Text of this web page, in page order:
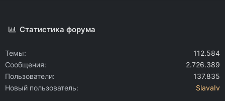
Статистика форума
Темы
112.584
Сообщения
2.726.389
Пользователи
137.835
Новый пользователь
SlavaIv